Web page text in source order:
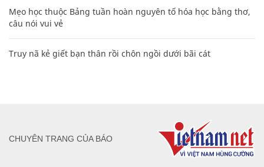
Mẹo học thuộc Bảng tuần hoàn nguyên tố hóa học bằng thơ,
câu nói vui vẻ
Truy nã kẻ giết bạn thân rồi chôn ngồi dưới bãi cát
CHUYÊN TRANG CỦA BÁO